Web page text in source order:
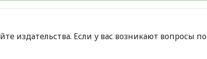
издательства. Если у вас возникают вопросы